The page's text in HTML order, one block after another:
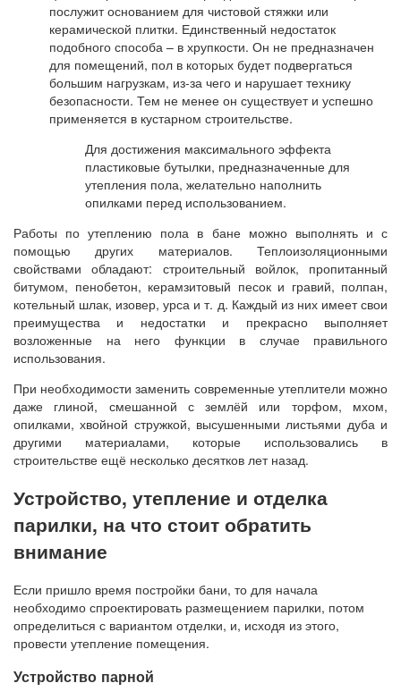
послужит основанием для чистовой стяжки или
керамической плитки. Единственный недостаток
подобного способа – в хрупкости. Он не предназначен
для помещений, пол в которых будет подвергаться
большим нагрузкам, из-за чего и нарушает технику
безопасности. Тем не менее он существует и успешно
применяется в кустарном строительстве.
Для достижения максимального эффекта
пластиковые бутылки, предназначенные для
утепления пола, желательно наполнить
опилками перед использованием.
Работы по утеплению пола в бане можно выполнять и с
помощью других материалов. Теплоизоляционными
свойствами обладают: строительный войлок, пропитанный
битумом, пенобетон, керамзитовый песок и гравий, полпан,
котельный шлак, изовер, урса и т. д. Каждый из них имеет свои
преимущества и недостатки и прекрасно выполняет
возложенные на него функции в случае правильного
использования.
При необходимости заменить современные утеплители можно
даже глиной, смешанной с землёй или торфом, мхом,
опилками, хвойной стружкой, высушенными листьями дуба и
другими материалами, которые использовались в
строительстве ещё несколько десятков лет назад.
Устройство, утепление и отделка
парилки, на что стоит обратить
внимание
Если пришло время постройки бани, то для начала
необходимо спроектировать размещением парилки, потом
определиться с вариантом отделки, и, исходя из этого,
провести утепление помещения.
Устройство парной